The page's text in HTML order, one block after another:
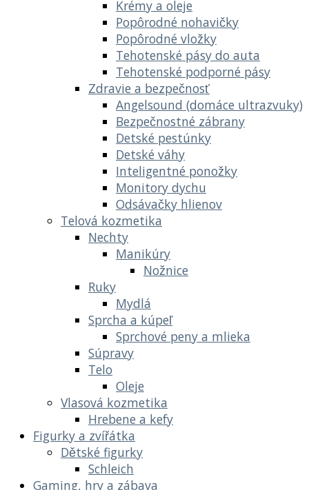
Krémy a oleje
Popôrodné nohavičky
Popôrodné vložky
Tehotenské pásy do auta
Tehotenské podporné pásy
Zdravie a bezpečnosť
Angelsound (domáce ultrazvuky)
Bezpečnostné zábrany
Detské pestúnky
Detské váhy
Inteligentné ponožky
Monitory dychu
Odsávačky hlienov
Telová kozmetika
Nechty
Manikúry
Nožnice
Ruky
Mydlá
Sprcha a kúpeľ
Sprchové peny a mlieka
Súpravy
Telo
Oleje
Vlasová kozmetika
Hrebene a kefy
Figurky a zvířátka
Dětské figurky
Schleich
Gaming, hry a zábava